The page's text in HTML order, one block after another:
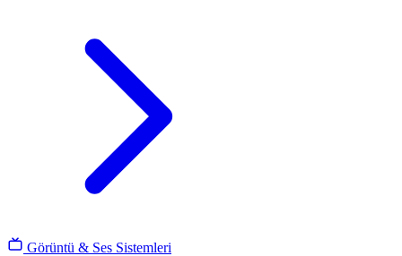
Görüntü & Ses Sistemleri